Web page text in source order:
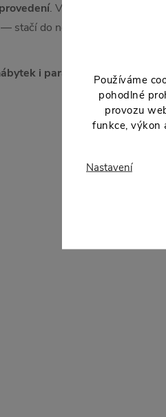
Používáme
pohodlné
provozu
funkce, výkon
Nastavení
. Výrazný lesk krásně
stačí do něj vložit květináč s
i parapet před vodou po